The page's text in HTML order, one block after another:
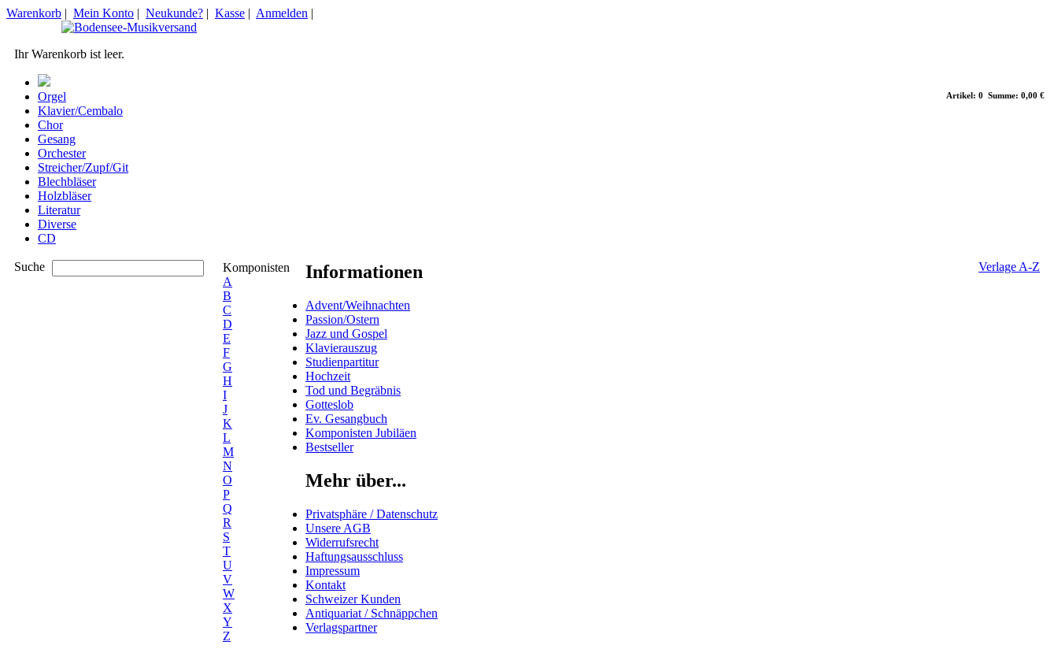
Artikel: 0 Summe: 0,00 €
Warenkorb | Mein Konto | Neukunde? | Kasse | Anmelden |
Ihr Warenkorb ist leer.
Orgel
Klavier/Cembalo
Chor
Gesang
Orchester
Streicher/Zupf/Git
Blechbläser
Holzbläser
Literatur
Diverse
CD
Suche
Komponisten
A
B
C
D
E
F
G
H
I
J
K
L
M
N
O
P
Q
R
S
T
U
V
W
X
Y
Z
Verlage A-Z
Informationen
Advent/Weihnachten
Passion/Ostern
Jazz und Gospel
Klavierauszug
Studienpartitur
Hochzeit
Tod und Begräbnis
Gotteslob
Ev. Gesangbuch
Komponisten Jubiläen
Bestseller
Mehr über...
Privatsphäre / Datenschutz
Unsere AGB
Widerrufsrecht
Haftungsausschluss
Impressum
Kontakt
Schweizer Kunden
Antiquariat / Schnäppchen
Verlagspartner